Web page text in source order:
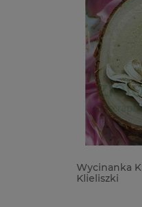
Wycinanka
Klieliszki